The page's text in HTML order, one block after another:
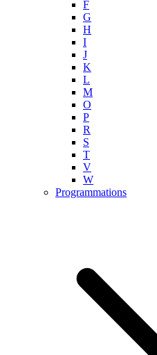
F
G
H
I
J
K
L
M
O
P
R
S
T
V
W
Programmations